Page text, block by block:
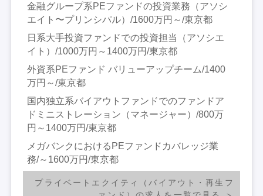
金融グループ系PEファンドの投資業務（アソシ
エイト〜プリンシパル）/1600万円～/東京都
日系大手投資ファンドでの投資担当（アソシエ
イト）/1000万円～1400万円/東京都
外資系PEファンド バリューアップチーム/1400
万円～/東京都
国内独立系バイアウトファンドでのファンドア
ドミニストレーション（マネージャー）/800万
円～1400万円/東京都
メガバンクにおけるPEファンドカバレッジ業
務/～1600万円/東京都
プライベートエクイティ（バイアウト・再生フ